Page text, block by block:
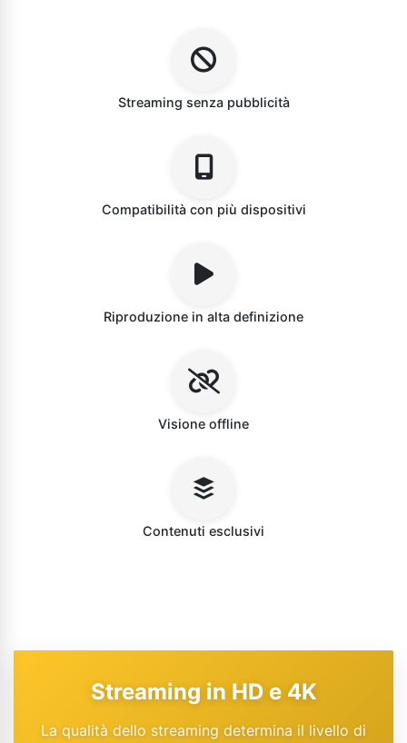
Streaming senza pubblicità
Compatibilità con più dispositivi
Riproduzione in alta definizione
Visione offline
Contenuti esclusivi
Streaming in HD e 4K
La qualità dello streaming determina il livello di